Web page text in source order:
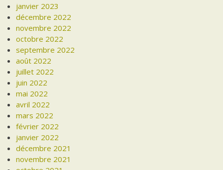
janvier 2023
décembre 2022
novembre 2022
octobre 2022
septembre 2022
août 2022
juillet 2022
juin 2022
mai 2022
avril 2022
mars 2022
février 2022
janvier 2022
décembre 2021
novembre 2021